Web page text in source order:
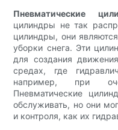
Пневматические
цилиндры не так
цилиндры, они
уборки снега. Эти
для создания
средах, где
например, при
Пневматические
обслуживать, но они
и контроля, как их